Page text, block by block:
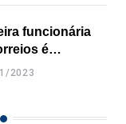
funcionária
é
a facadas
2023